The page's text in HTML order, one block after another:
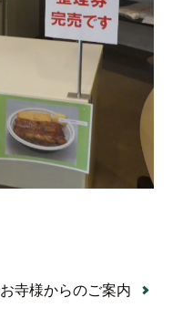
お寺様からのご案内